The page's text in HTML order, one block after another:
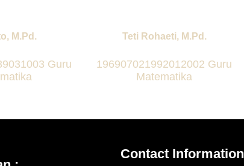
M.Pd.
Guru
Teti Rohaeti, M.Pd.
196907021992012002 Guru
Matematika
Contact Information